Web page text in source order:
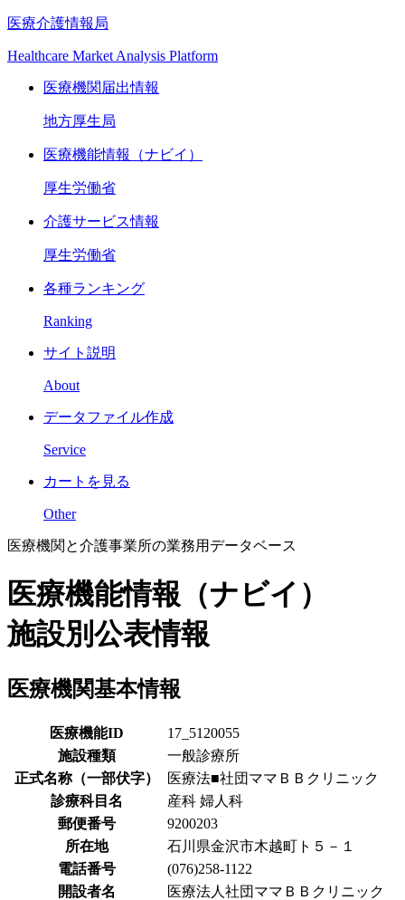
医療介護情報局
Healthcare Market Analysis Platform
医療機関届出情報
地方厚生局
医療機能情報（ナビイ）
厚生労働省
介護サービス情報
厚生労働省
各種ランキング
Ranking
サイト説明
About
データファイル作成
Service
カートを見る
Other
医療機関と介護事業所の業務用データベース
医療機能情報（ナビイ）
施設別公表情報
医療機関基本情報
医療機能ID
17_5120055
施設種類
一般診療所
正式名称（一部伏字）
医療法■社団ママＢＢクリニック
診療科目名
産科 婦人科
郵便番号
9200203
所在地
石川県金沢市木越町ト５－１
電話番号
(076)258-1122
開設者名
医療法人社団ママＢＢクリニック